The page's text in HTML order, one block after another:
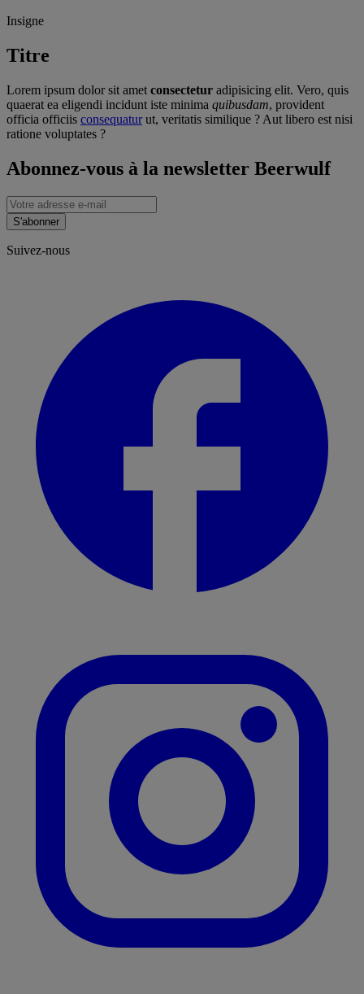
Insigne
Titre
Lorem ipsum dolor sit amet consectetur adipisicing elit. Vero, quis
quaerat ea eligendi incidunt iste minima quibusdam, provident
officia officiis consequaturut, veritatis similique ? Aut libero est nisi
ratione voluptates ?
Abonnez-vous à la newsletter Beerwulf
S'abonner
Suivez-nous